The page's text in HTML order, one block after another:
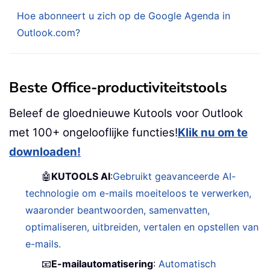
Hoe abonneert u zich op de Google Agenda in
Outlook.com?
Beste Office-productiviteitstools
Beleef de gloednieuwe Kutools voor Outlook
met 100+ ongelooflijke functies!Klik nu om te
downloaden!
🤖 KUTOOLS AI:Gebruikt geavanceerde AI-
technologie om e-mails moeiteloos te verwerken,
waaronder beantwoorden, samenvatten,
optimaliseren, uitbreiden, vertalen en opstellen van
e-mails.
📧E-mailautomatisering:Automatisch